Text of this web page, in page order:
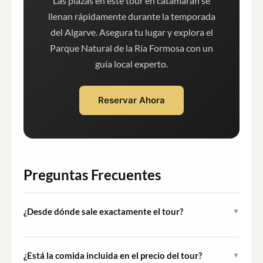
llenan rápidamente durante la temporada
del Algarve. Asegura tu lugar y explora el
Parque Natural de la Ría Formosa con un
guía local experto.
Reservar Ahora
Preguntas Frecuentes
¿Desde dónde sale exactamente el tour? ▼
¿Está la comida incluida en el precio del tour? ▼